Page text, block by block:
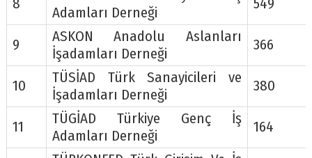
8
Adamları Derneği
549
9
ASKON Anadolu Aslanları
İşadamları Derneği
366
10
TÜSİAD Türk Sanayicileri ve
İşadamları Derneği
380
11
TÜGİAD Türkiye Genç İş
Adamları Derneği
164